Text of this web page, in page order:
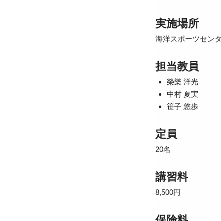
実施場所
海洋スポーツセン
担当教員
榮樂 洋光
中村 夏実
笹子 悠歩
定員
20名
講習料
8,500円